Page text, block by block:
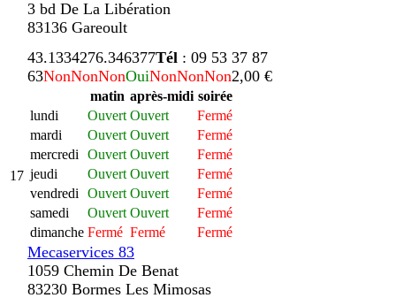
3 bd De La Libération
83136 Gareoult
17
43.1334276.346377Tél : 09 53 37 87
63NonNonNonOuiNonNonNon2,00 €
matin après-midi soirée
lundi
Ouvert Ouvert
Fermé
mardi
Ouvert Ouvert
Fermé
mercredi
Ouvert Ouvert
Fermé
jeudi
Ouvert Ouvert
Fermé
vendredi
Ouvert Ouvert
Fermé
samedi
Ouvert Ouvert
Fermé
dimanche Fermé Fermé Fermé
Mecaservices 83
1059 Chemin De Benat
83230 Bormes Les Mimosas